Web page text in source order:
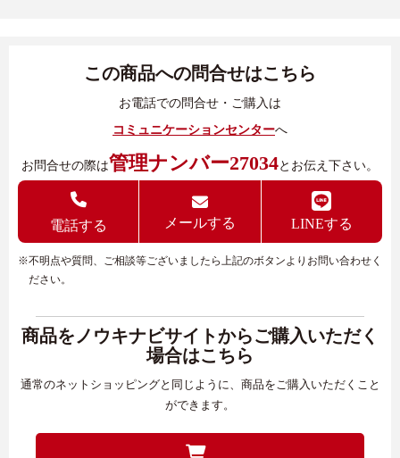
この商品への問合せはこちら
お電話での問合せ・ご購入は
コミュニケーションセンターへ
お問合せの際は管理ナンバー27034とお伝え下さい。
電話する メールする LINEする
※不明点や質問、ご相談等ございましたら上記のボタンよりお問い合わせく
ださい。
商品をノウキナビサイトからご購入いただく
場合はこちら
通常のネットショッピングと同じように、商品をご購入いただくこと
ができます。